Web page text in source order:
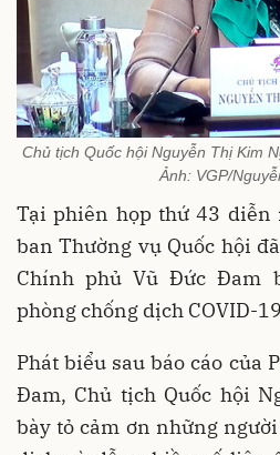
Chủ tịch Quốc hội Nguyễn Thị Kim
Ảnh: VGP/
Tại phiên họp thứ 43 diễn
ban Thường vụ Quốc hội
Chính phủ Vũ Đức Đam
phòng chống dịch COVID-
Phát biểu sau báo cáo của
Đam, Chủ tịch Quốc hội
bày tỏ cảm ơn những